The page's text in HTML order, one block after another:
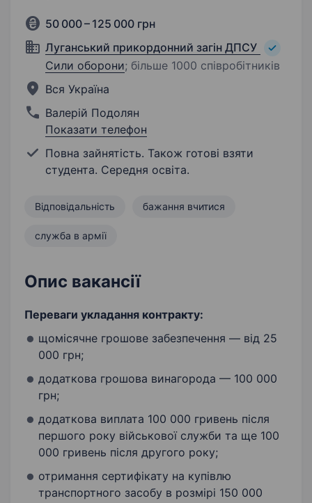
50 000 – 125 000 грн
Луганський прикордонний загін ДПСУ
Сили оборони; більше 1000 співробітників
Вся Україна
Валерій Подолян
Показати телефон
Повна зайнятість. Також готові взяти
студента. Середня освіта.
Відповідальність бажання вчитися
служба в армії
Опис вакансії
Переваги укладання контракту:
щомісячне грошове забезпечення — від 25
000 грн;
додаткова грошова винагорода — 100 000
грн;
додаткова виплата 100 000 гривень після
першого року військової служби та ще 100
000 гривень після другого року;
отримання сертифікату на купівлю
транспортного засобу в розмірі 150 000